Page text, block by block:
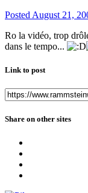
Posted August 21,
Ro la vidéo, trop
dans le tempo...
Link to post
Share on other sites